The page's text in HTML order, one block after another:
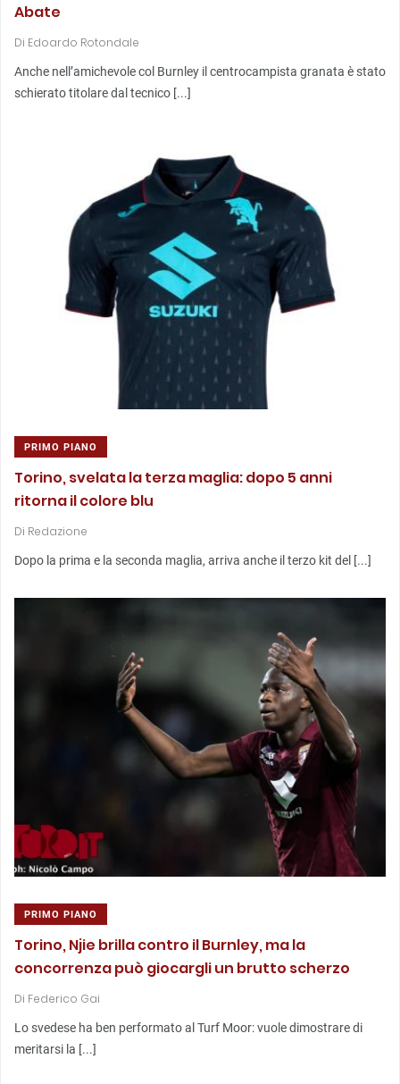
Abate
Di Edoardo Rotondale
Anche nell’amichevole col Burnley il centrocampista granata è stato
schierato titolare dal tecnico [...]
PRIMO PIANO
Torino, svelata la terza maglia: dopo 5 anni
ritorna il colore blu
Di Redazione
Dopo la prima e la seconda maglia, arriva anche il terzo kit del [...]
PRIMO PIANO
Torino, Njie brilla contro il Burnley, ma la
concorrenza può giocargli un brutto scherzo
Di Federico Gai
Lo svedese ha ben performato al Turf Moor: vuole dimostrare di
meritarsi la [...]